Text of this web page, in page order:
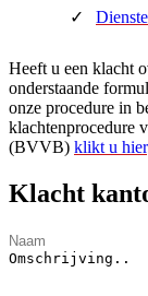
Heeft u een klacht
onderstaande
onze procedure in
klachtenprocedure
(BVVB) klikt u hier
Klacht